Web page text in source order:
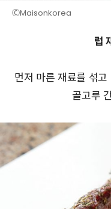
ⒸMaisonkorea
럽
먼저 마른 재료를 섞
골고루